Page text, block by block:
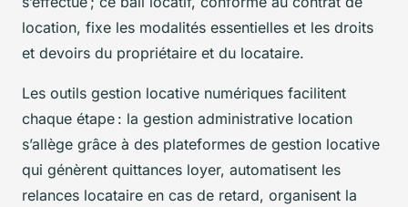
location, fixe les modalités essentielles et les droits
et devoirs du propriétaire et du locataire.
Les outils gestion locative numériques facilitent
chaque étape : la gestion administrative location
s’allège grâce à des plateformes de gestion locative
qui génèrent quittances loyer, automatisent les
relances locataire en cas de retard, organisent la